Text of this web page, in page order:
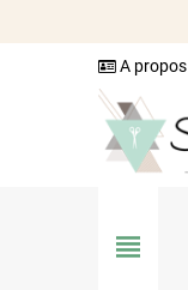
A propos
view_headline